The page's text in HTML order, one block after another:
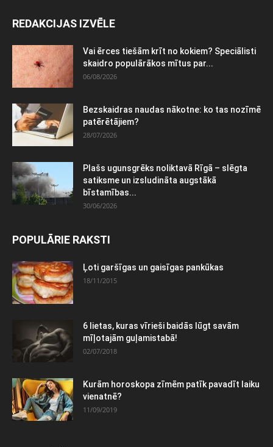
REDAKCIJAS IZVĒLE
Vai ērces tiešām krīt no kokiem? Speciālisti
skaidro populārākos mītus par...
06/08/2026
Bezskaidras naudas nākotne: ko tas nozīmē
patērētājiem?
28/07/2026
Plašs ugunsgrēks noliktavā Rīgā – slēgta
satiksme un izsludināta augstākā
bīstamības...
30/06/2026
POPULĀRIE RAKSTI
Ļoti garšīgas un gaisīgas pankūkas
18/11/2015
6 lietas, kuras vīrieši baidās lūgt savām
mīļotajām guļamistabā!
02/07/2018
Kurām horoskopa zīmēm patīk pavadīt laiku
vienatnē?
11/09/2019